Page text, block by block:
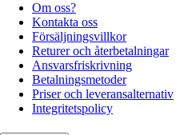
Om oss?
Kontakta oss
Försäljningsvillkor
Returer och återbetalningar
Ansvarsfriskrivning
Betalningsmetoder
Priser och leveransalternativ
Integritetspolicy